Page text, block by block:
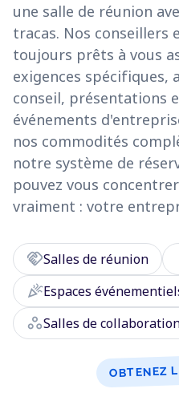
une salle de réunion
tracas. Nos conseillers
toujours prêts à vous
exigences spécifiques,
conseil, présentations
événements
nos commodités
notre système de
pouvez vous
vraiment : votre
handshakeSalles de réunion
celebrationEspaces
workspacesSalles de
OBTENEZ